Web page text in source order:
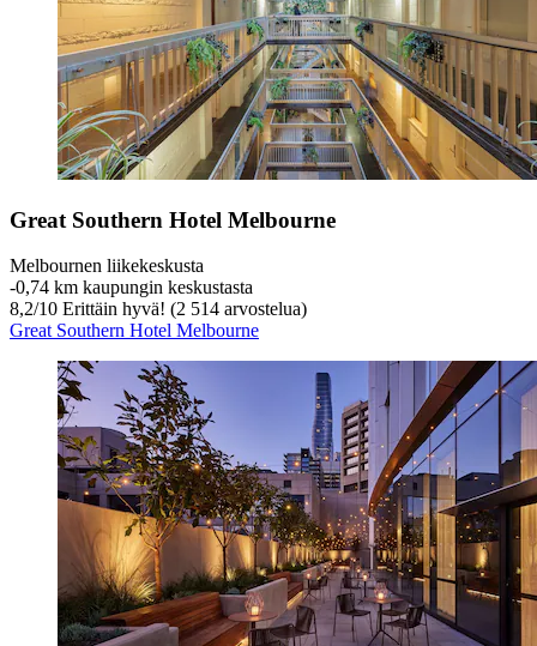
Great Southern Hotel Melbourne
Melbournen liikekeskusta
‐0,74 km kaupungin keskustasta
8,2/10 Erittäin hyvä! (2 514 arvostelua)
Great Southern Hotel Melbourne